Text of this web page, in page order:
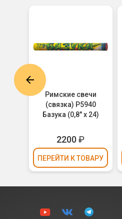
Римские свечи
(связка) Р5940
Базука (0,8" х 24)
2200₽
ПЕРЕЙТИ К ТОВАРУ